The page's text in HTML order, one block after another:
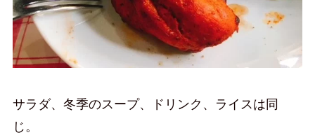
サラダ、冬季のスープ、ドリンク、ライスは同
じ。